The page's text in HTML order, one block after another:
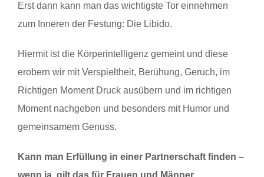
Erst dann kann man das wichtigste Tor einnehmen
zum Inneren der Festung: Die Libido.
Hiermit ist die Körperintelligenz gemeint und diese
erobern wir mit Verspieltheit, Berühung, Geruch, im
Richtigen Moment Druck ausübern und im richtigen
Moment nachgeben und besonders mit Humor und
gemeinsamem Genuss.
Kann man Erfüllung in einer Partnerschaft finden –
wenn ja, gilt das für Frauen und Männer